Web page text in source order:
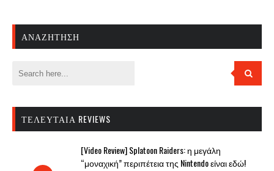
ΑΝΑΖΉΤΗΣΗ
ΤΕΛΕΥΤΑΊΑ REVIEWS
[Video Review] Splatoon Raiders: η μεγάλη
“μοναχική” περιπέτεια της Nintendo είναι εδώ!